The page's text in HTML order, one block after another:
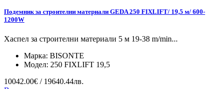
Подемник за строителни материали GEDA 250 FIXLIFT/ 19,5 м/ 600-
1200W
Хаспел за строителни материали 5 м 19-38 m/min...
Марка: BISONTE
Модел: 250 FIXLIFT 19,5
10042.00€ / 19640.44лв.